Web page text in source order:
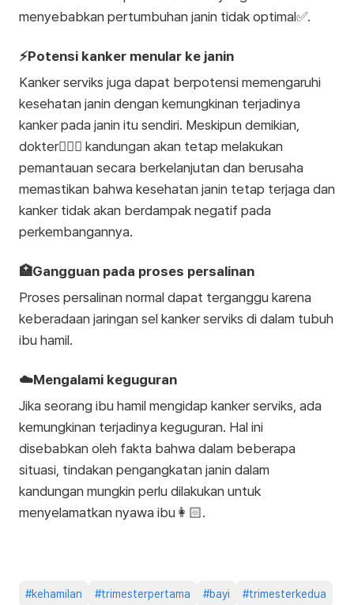
menyebabkan pertumbuhan janin tidak optimal✅.
⚡️Potensi kanker menular ke janin
Kanker serviks juga dapat berpotensi memengaruhi
kesehatan janin dengan kemungkinan terjadinya
kanker pada janin itu sendiri. Meskipun demikian,
dokter🧑🏻‍⚕️ kandungan akan tetap melakukan
pemantauan secara berkelanjutan dan berusaha
memastikan bahwa kesehatan janin tetap terjaga dan
kanker tidak akan berdampak negatif pada
perkembangannya.
🏥Gangguan pada proses persalinan
Proses persalinan normal dapat terganggu karena
keberadaan jaringan sel kanker serviks di dalam tubuh
ibu hamil.
☁️Mengalami keguguran
Jika seorang ibu hamil mengidap kanker serviks, ada
kemungkinan terjadinya keguguran. Hal ini
disebabkan oleh fakta bahwa dalam beberapa
situasi, tindakan pengangkatan janin dalam
kandungan mungkin perlu dilakukan untuk
menyelamatkan nyawa ibu👩🏻.
#kehamilan #trimesterpertama #bayi #trimesterkedua